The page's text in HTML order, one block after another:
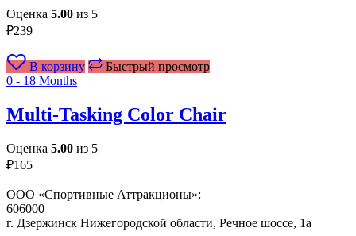
Оценка 5.00 из 5
₽239
В корзину
Быстрый просмотр
0 - 18 Months
Multi-Tasking Color Chair
Оценка 5.00 из 5
₽165
ООО «Спортивные Аттракционы»:
606000
г. Дзержинск Нижегородской области, Речное шоссе, 1а